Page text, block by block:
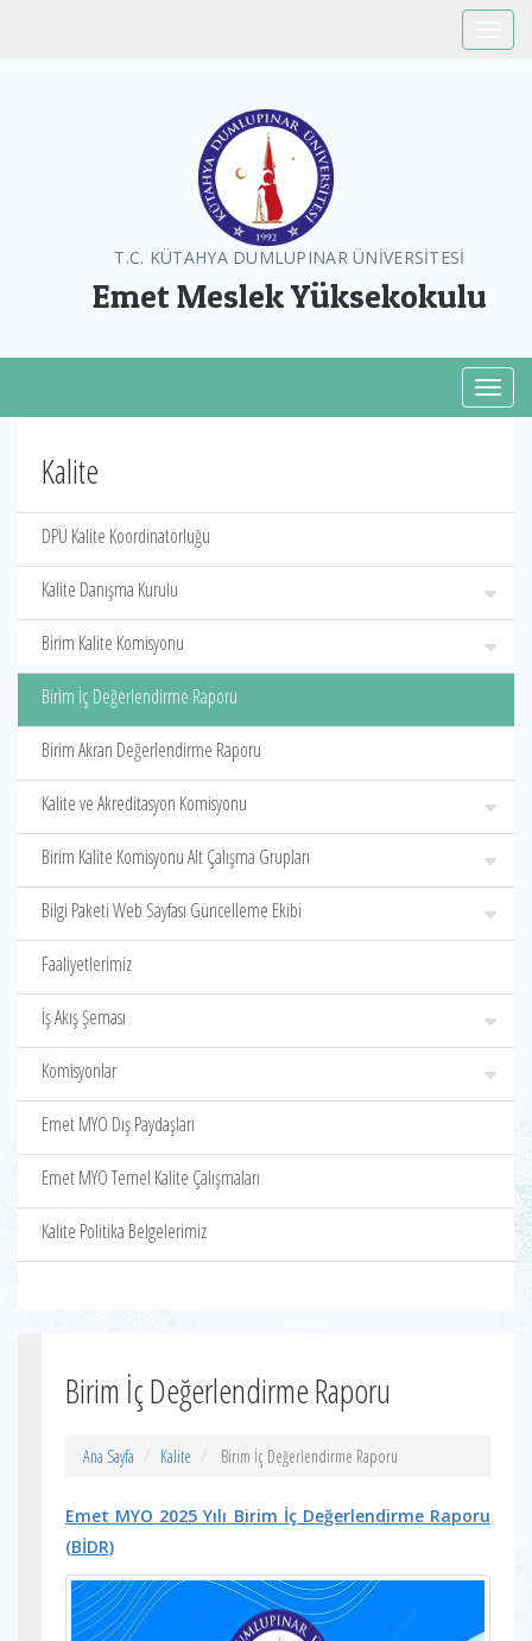
T.C. KÜTAHYA DUMLUPINAR ÜNİVERSİTESİ
Emet Meslek Yüksekokulu
Kalite
DPÜ Kalite Koordinatörlüğü
Kalite Danışma Kurulu
Birim Kalite Komisyonu
Birim İç Değerlendirme Raporu
Birim Akran Değerlendirme Raporu
Kalite ve Akreditasyon Komisyonu
Birim Kalite Komisyonu Alt Çalışma Grupları
Bilgi Paketi Web Sayfası Güncelleme Ekibi
Faaliyetlerimiz
İş Akış Şeması
Komisyonlar
Emet MYO Dış Paydaşları
Emet MYO Temel Kalite Çalışmaları
Kalite Politika Belgelerimiz
Birim İç Değerlendirme Raporu
Ana Sayfa Kalite Birim İç Değerlendirme Raporu
Emet MYO 2025 Yılı Birim İç Değerlendirme Raporu
(BİDR)